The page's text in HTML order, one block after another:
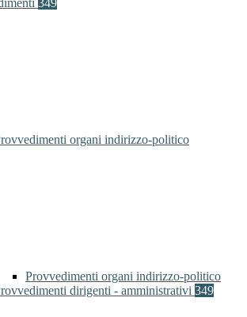
349
organi indirizzo-politico
Provvedimenti organi indirizzo-politico
dirigenti - amministrativi 349